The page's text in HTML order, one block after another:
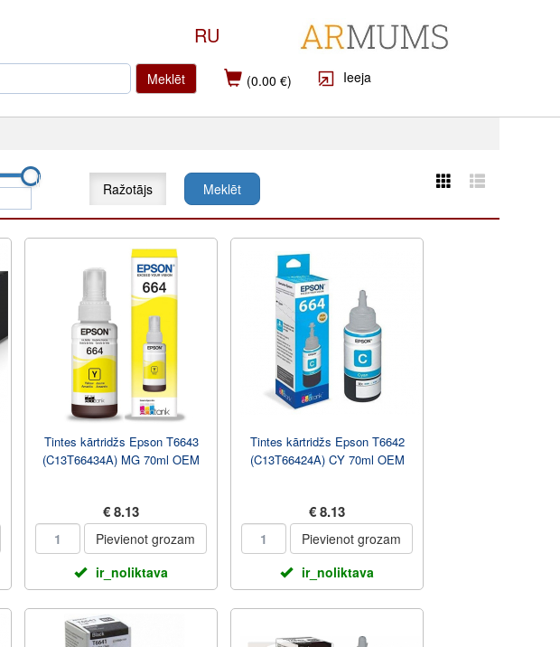
RU
Meklēt (0.00 €) Ieeja
Ražotājs Meklēt
Tintes kārtridžs Epson T6643
(C13T66434A) MG 70ml OEM
€ 8.13
Pievienot grozam
ir_noliktava
Tintes kārtridžs Epson T6642
(C13T66424A) CY 70ml OEM
€ 8.13
Pievienot grozam
ir_noliktava